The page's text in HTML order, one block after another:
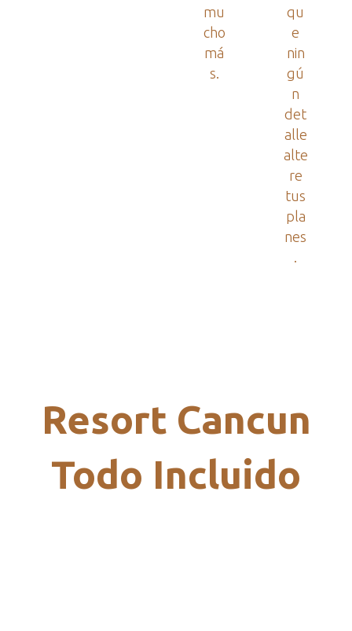
mu
cho
má
s.
qu
e
nin
gú
n
det
alle
alte
re
tus
pla
nes
Resort Cancun
Todo Incluido